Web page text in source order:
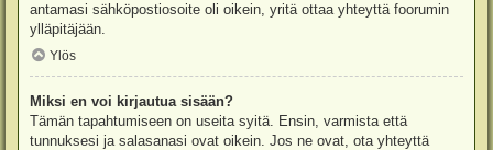
antamasi sähköpostiosoite oli oikein, yritä ottaa yhteyttä foorumin
ylläpitäjään.
Ylös
Miksi en voi kirjautua sisään?
Tämän tapahtumiseen on useita syitä. Ensin, varmista että
tunnuksesi ja salasanasi ovat oikein. Jos ne ovat, ota yhteyttä